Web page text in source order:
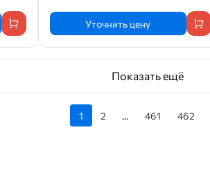
Уточнить цену
Показать ещё
1 2 ... 461 462